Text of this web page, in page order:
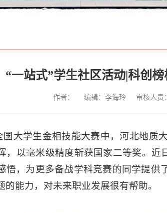
“一站式”学生社区活动|科创
作者： 编辑：李海玲 审核人员：
国大学生金相技能大赛中，河北地质
，以毫米级精度斩获国家二等奖。近
悟，为更多备战学科竞赛的同学提供
的能力，对未来职业发展很有帮助。